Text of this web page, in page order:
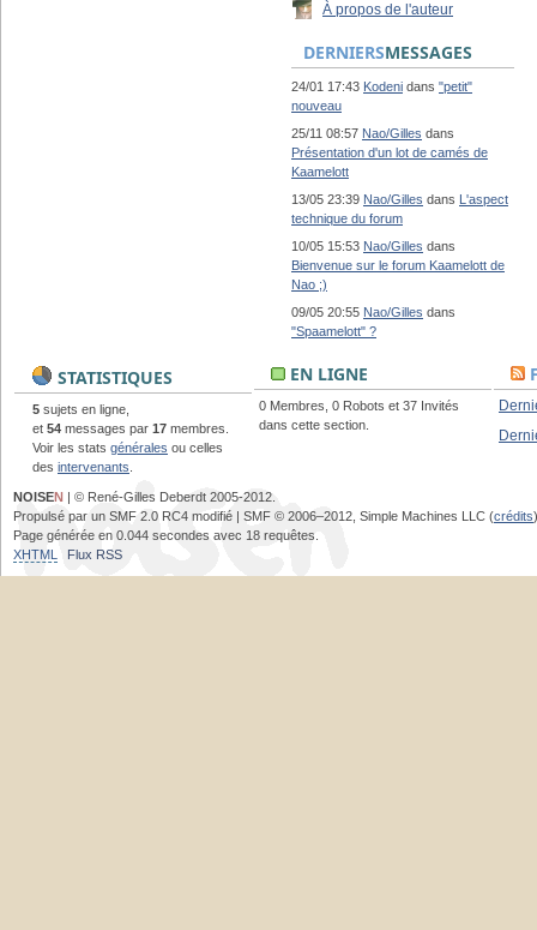
À propos de l'auteur
DERNIERSMESSAGES
24/01 17:43 Kodeni dans "petit"
nouveau
25/11 08:57 Nao/Gilles dans
Présentation d'un lot de camés de
Kaamelott
13/05 23:39 Nao/Gilles dans L'aspect
technique du forum
10/05 15:53 Nao/Gilles dans
Bienvenue sur le forum Kaamelott de
Nao ;)
09/05 20:55 Nao/Gilles dans
"Spaamelott" ?
STATISTIQUES
5 sujets en ligne,
et 54 messages par 17 membres.
Voir les stats générales ou celles
des intervenants
EN LIGNE
0 Membres, 0 Robots et 37 Invités
dans cette section.
NOISEN | © René-Gilles Deberdt 2005-2012.
Propulsé par un SMF 2.0 RC4 modifié | SMF © 2006–2012, Simple Machines LLC (crédits)
Page générée en 0.044 secondes avec 18 requêtes.
XHTML
Flux RSS